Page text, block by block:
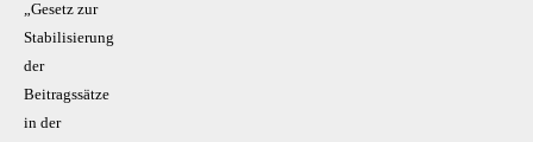
„Gesetz zur
Stabilisierung
der
Beitragssätze
in der